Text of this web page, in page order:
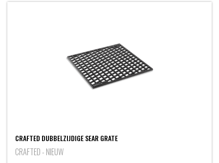
CRAFTED DUBBELZIJDIGE SEAR GRATE
CRAFTED - NIEUW